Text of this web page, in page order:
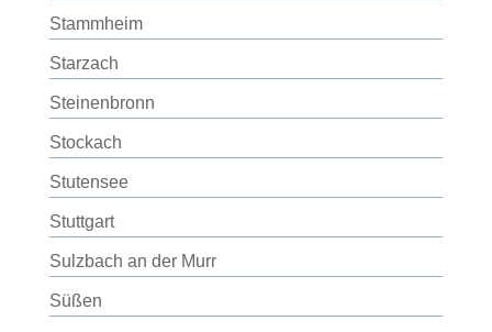
Stammheim
Starzach
Steinenbronn
Stockach
Stutensee
Stuttgart
Sulzbach an der Murr
Süßen